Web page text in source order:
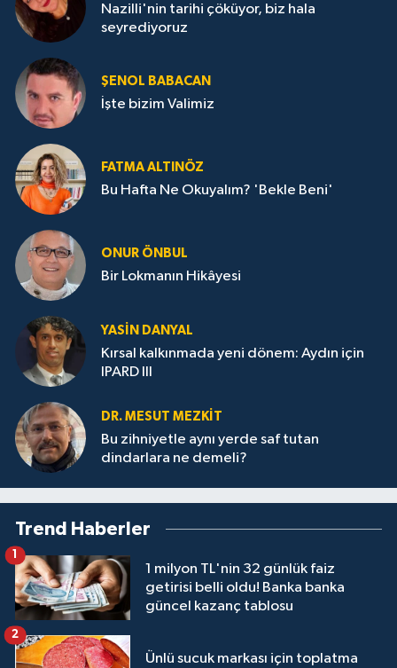
Nazilli'nin tarihi çöküyor, biz hala
seyrediyoruz
ŞENOL BABACAN
İşte bizim Valimiz
FATMA ALTINÖZ
Bu Hafta Ne Okuyalım? 'Bekle Beni'
ONUR ÖNBUL
Bir Lokmanın Hikâyesi
YASIN DANYAL
Kırsal kalkınmada yeni dönem: Aydın için
IPARD III
DR. MESUT MEZKIT
Bu zihniyetle aynı yerde saf tutan
dindarlara ne demeli?
Trend Haberler
1 milyon TL'nin 32 günlük faiz
getirisi belli oldu! Banka banka
güncel kazanç tablosu
1
Ünlü sucuk markası için toplatma
2